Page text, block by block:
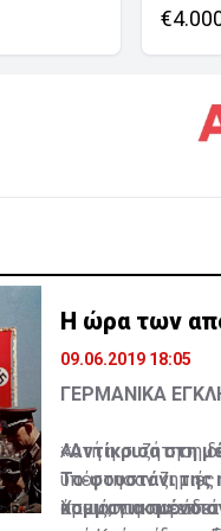
Η ώρα των
09.06.2019 18:05
ΓΕΡΜΑΝΙΚΑ
«Αντίκρισα στη
Το φουστάνι της
κομματιασμένο
Αυτή η συζήτηση
υπέστησαν
όπως, για
Χρειάστηκαν επτά